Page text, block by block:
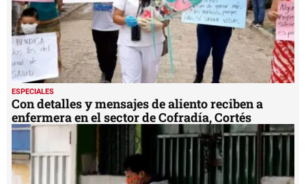
ESPECIALES
Con detalles y mensajes de aliento reciben a
enfermera en el sector de Cofradía, Cortés